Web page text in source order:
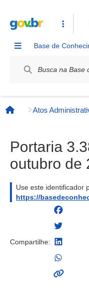
Base de
Página inicial
Atos
Portaria
outubro de
Use este identificador
https://
Compartilhe: